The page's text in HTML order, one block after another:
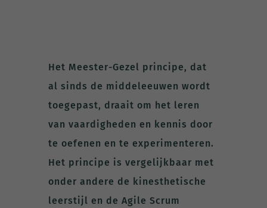
Het Meester-Gezel principe, dat
al sinds de middeleeuwen wordt
toegepast, draait om het leren
van vaardigheden en kennis door
te oefenen en te experimenteren.
Het principe is vergelijkbaar met
onder andere de kinesthetische
leerstijl en de Agile Scrum